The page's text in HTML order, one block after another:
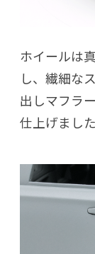
ホイールは
し、繊細な
出しマフラ
仕上げました